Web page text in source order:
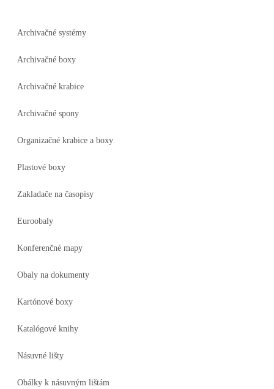
Archivačné systémy
Archivačné boxy
Archivačné krabice
Archivačné spony
Organizačné krabice a boxy
Plastové boxy
Zakladače na časopisy
Euroobaly
Konferenčné mapy
Obaly na dokumenty
Kartónové boxy
Katalógové knihy
Násuvné lišty
Obálky k násuvným lištám